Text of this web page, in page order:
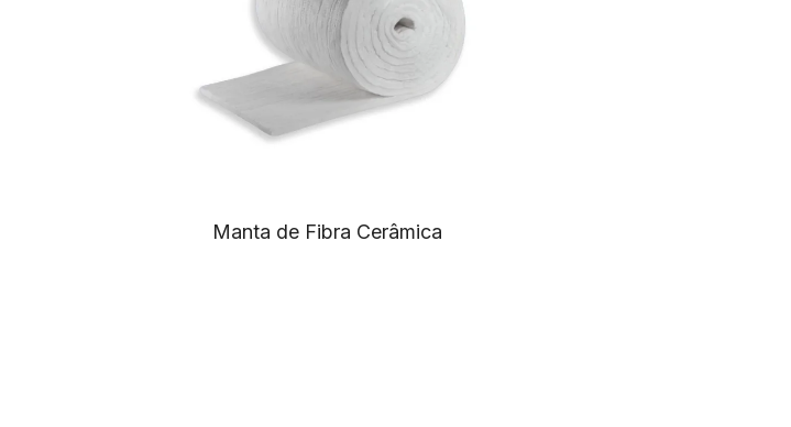
Manta de Fibra Cerâmica